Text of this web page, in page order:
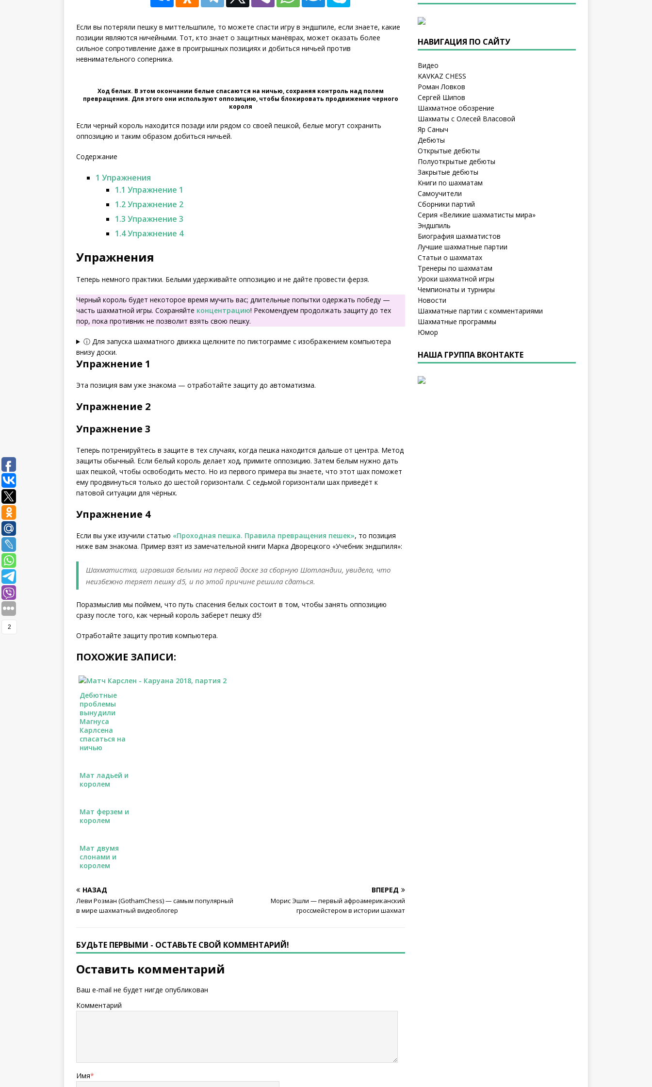
Если вы потеряли пешку в миттельшпиле, то можете спасти игру в эндшпиле, если знаете, какие
позиции являются ничейными. Тот, кто знает о защитных манёврах, может оказать более
сильное сопротивление даже в проигрышных позициях и добиться ничьей против
невнимательного соперника.
Ход белых. В этом окончании белые спасаются на ничью, сохраняя контроль над полем
превращения. Для этого они используют оппозицию, чтобы блокировать продвижение черного
короля
Если черный король находится позади или рядом со своей пешкой, белые могут сохранить
оппозицию и таким образом добиться ничьей.
Содержание
1 Упражнения
1.1 Упражнение 1
1.2Упражнение 2
1.3 Упражнение 3
1.4Упражнение 4
Упражнения
Теперь немного практики. Белыми удерживайте оппозицию и не дайте провести ферзя.
Черный король будет некоторое время мучить вас; длительные попытки одержать победу —
часть шахматной игры. Сохраняйте концентрацию! Рекомендуем продолжать защиту до тех
пор, пока противник не позволит взять свою пешку.
ⓘ Для запуска шахматного движка щелкните по пиктограмме с изображением компьютера
внизу доски.
Упражнение 1
Эта позиция вам уже знакома — отработайте защиту до автоматизма.
Упражнение 2
Упражнение 3
Теперь потренируйтесь в защите в тех случаях, когда пешка находится дальше от центра. Метод
защиты обычный. Если белый король делает ход, примите оппозицию. Затем белым нужно дать
шах пешкой, чтобы освободить место. Но из первого примера вы знаете, что этот шах поможет
ему продвинуться только до шестой горизонтали. С седьмой горизонтали шах приведёт к
патовой ситуации для чёрных.
Упражнение 4
Если вы уже изучили статью «Проходная пешка. Правила превращения пешек», то позиция
ниже вам знакома. Пример взят из замечательной книги Марка Дворецкого «Учебник эндшпиля»:
Шахматистка, игравшая белыми на первой доске за сборную Шотландии, увидела, что
неизбежно теряет пешку d5, и по этой причине решила сдаться.
Поразмыслив мы поймем, что путь спасения белых состоит в том, чтобы занять оппозицию
сразу после того, как черный король заберет пешку d5!
Отработайте защиту против компьютера.
ПОХОЖИЕ ЗАПИСИ:
Дебютные
проблемы
вынудили
Магнуса
Карлсена
спасаться на
ничью
Мат ладьей и
королем
Мат ферзем и
королем
Мат двумя
слонами и
королем
НАЗАД
Леви Розман (GothamChess) — самым популярный
в мире шахматный видеоблогер
ВПЕРЕД
Морис Эшли — первый афроамериканский
гроссмейстером в истории шахмат
БУДЬТЕ ПЕРВЫМИ - ОСТАВЬТЕ СВОЙ КОММЕНТАРИЙ!
Оставить комментарий
Ваш e-mail не будет нигде опубликован
Комментарий
Имя*
НАВИГАЦИЯ ПО САЙТУ
Видео
KAVKAZ CHESS
Роман Ловков
Сергей Шипов
Шахматное обозрение
Шахматы с Олесей Власовой
Яр Саныч
Дебюты
Открытые дебюты
Полуоткрытые дебюты
Закрытые дебюты
Книги по шахматам
Самоучители
Сборники партий
Серия «Великие шахматисты мира»
Эндшпиль
Биография шахматистов
Лучшие шахматные партии
Статьи о шахматах
Тренеры по шахматам
Уроки шахматной игры
Чемпионаты и турниры
Новости
Шахматные партии с комментариями
Шахматные программы
Юмор
НАША ГРУППА ВКОНТАКТЕ
2